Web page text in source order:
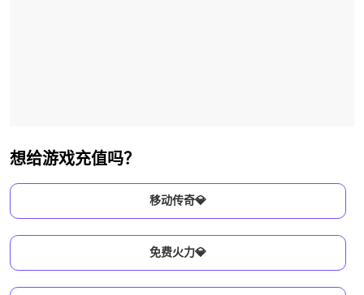
想给游戏充值吗？
移动传奇💎
免费火力💎